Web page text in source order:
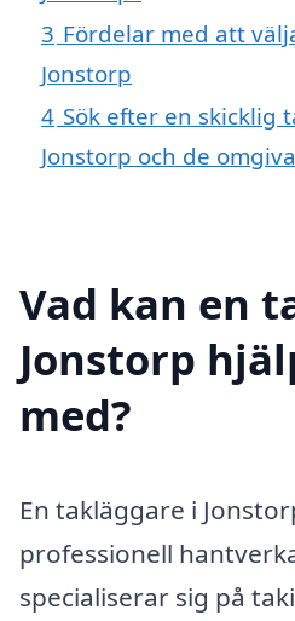
3 Fördelar med att
Jonstorp
4 Sök efter en skicklig
Jonstorp och de
Vad kan en
Jonstorp
med?
En takläggare i
professionell
specialiserar sig på